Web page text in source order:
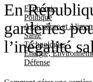
Economie
Politique
Agriculture et
Santé
Technologies
Energie,
Défense
En
garderies
l’inégalité